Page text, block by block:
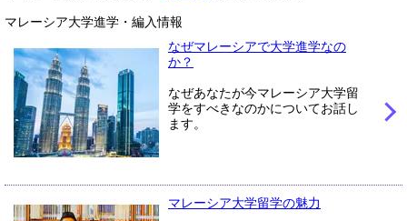
マレーシア大学進学・編入情報
なぜマレーシアで大学進学なの
か？
なぜあなたが今マレーシア大学留
学をすべきなのかについてお話し
ます。
マレーシア大学留学の魅力